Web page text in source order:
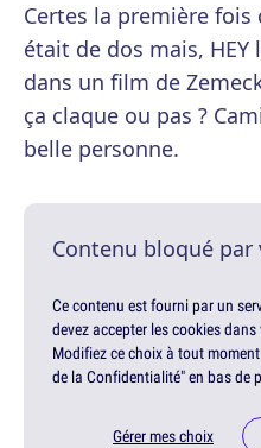
Certes la première
était de dos mais,
dans un film de
ça claque ou pas ?
belle personne.
Contenu bloqué
Ce contenu est fourni par un
devez accepter les cookies
Modifiez ce choix à tout
de la Confidentialité" en bas de
Gérer mes choix